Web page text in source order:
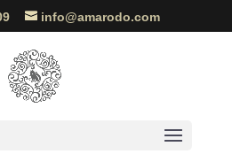
info@amarodo.com